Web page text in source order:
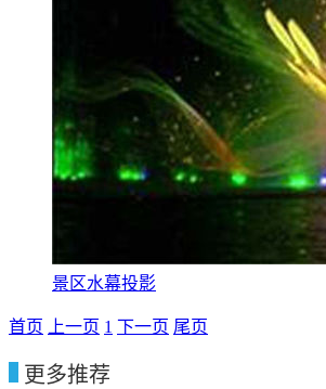
景区水幕投影
首页 上一页 1 下一页 尾页
更多推荐